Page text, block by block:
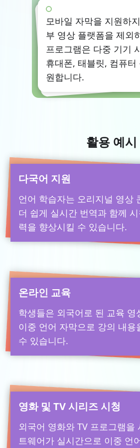
모바일 자막을 지원하
부 영상 플랫폼을 제외
프로그램은 다중 기기
휴대폰, 태블릿, 컴퓨터
원합니다.
활용 예시
다국어 지원
언어 학습자는 오리지널 영상
더 쉽게 실시간 번역과 함께
력을 향상시킬 수 있습니다.
온라인 교육
학생들은 외국어로 된 교육 영
이중 언어 자막으로 강의 내용
수 있습니다.
영화 및 TV 시리즈 시청
외국어 영화와 TV 프로그램을
트웨어가 실시간으로 이중 언